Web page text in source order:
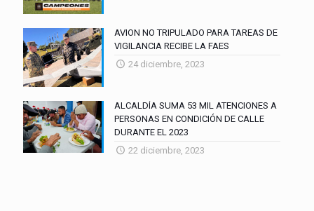
AVION NO TRIPULADO PARA TAREAS DE
VIGILANCIA RECIBE LA FAES
24 diciembre, 2023
ALCALDÍA SUMA 53 MIL ATENCIONES A
PERSONAS EN CONDICIÓN DE CALLE
DURANTE EL 2023
22 diciembre, 2023